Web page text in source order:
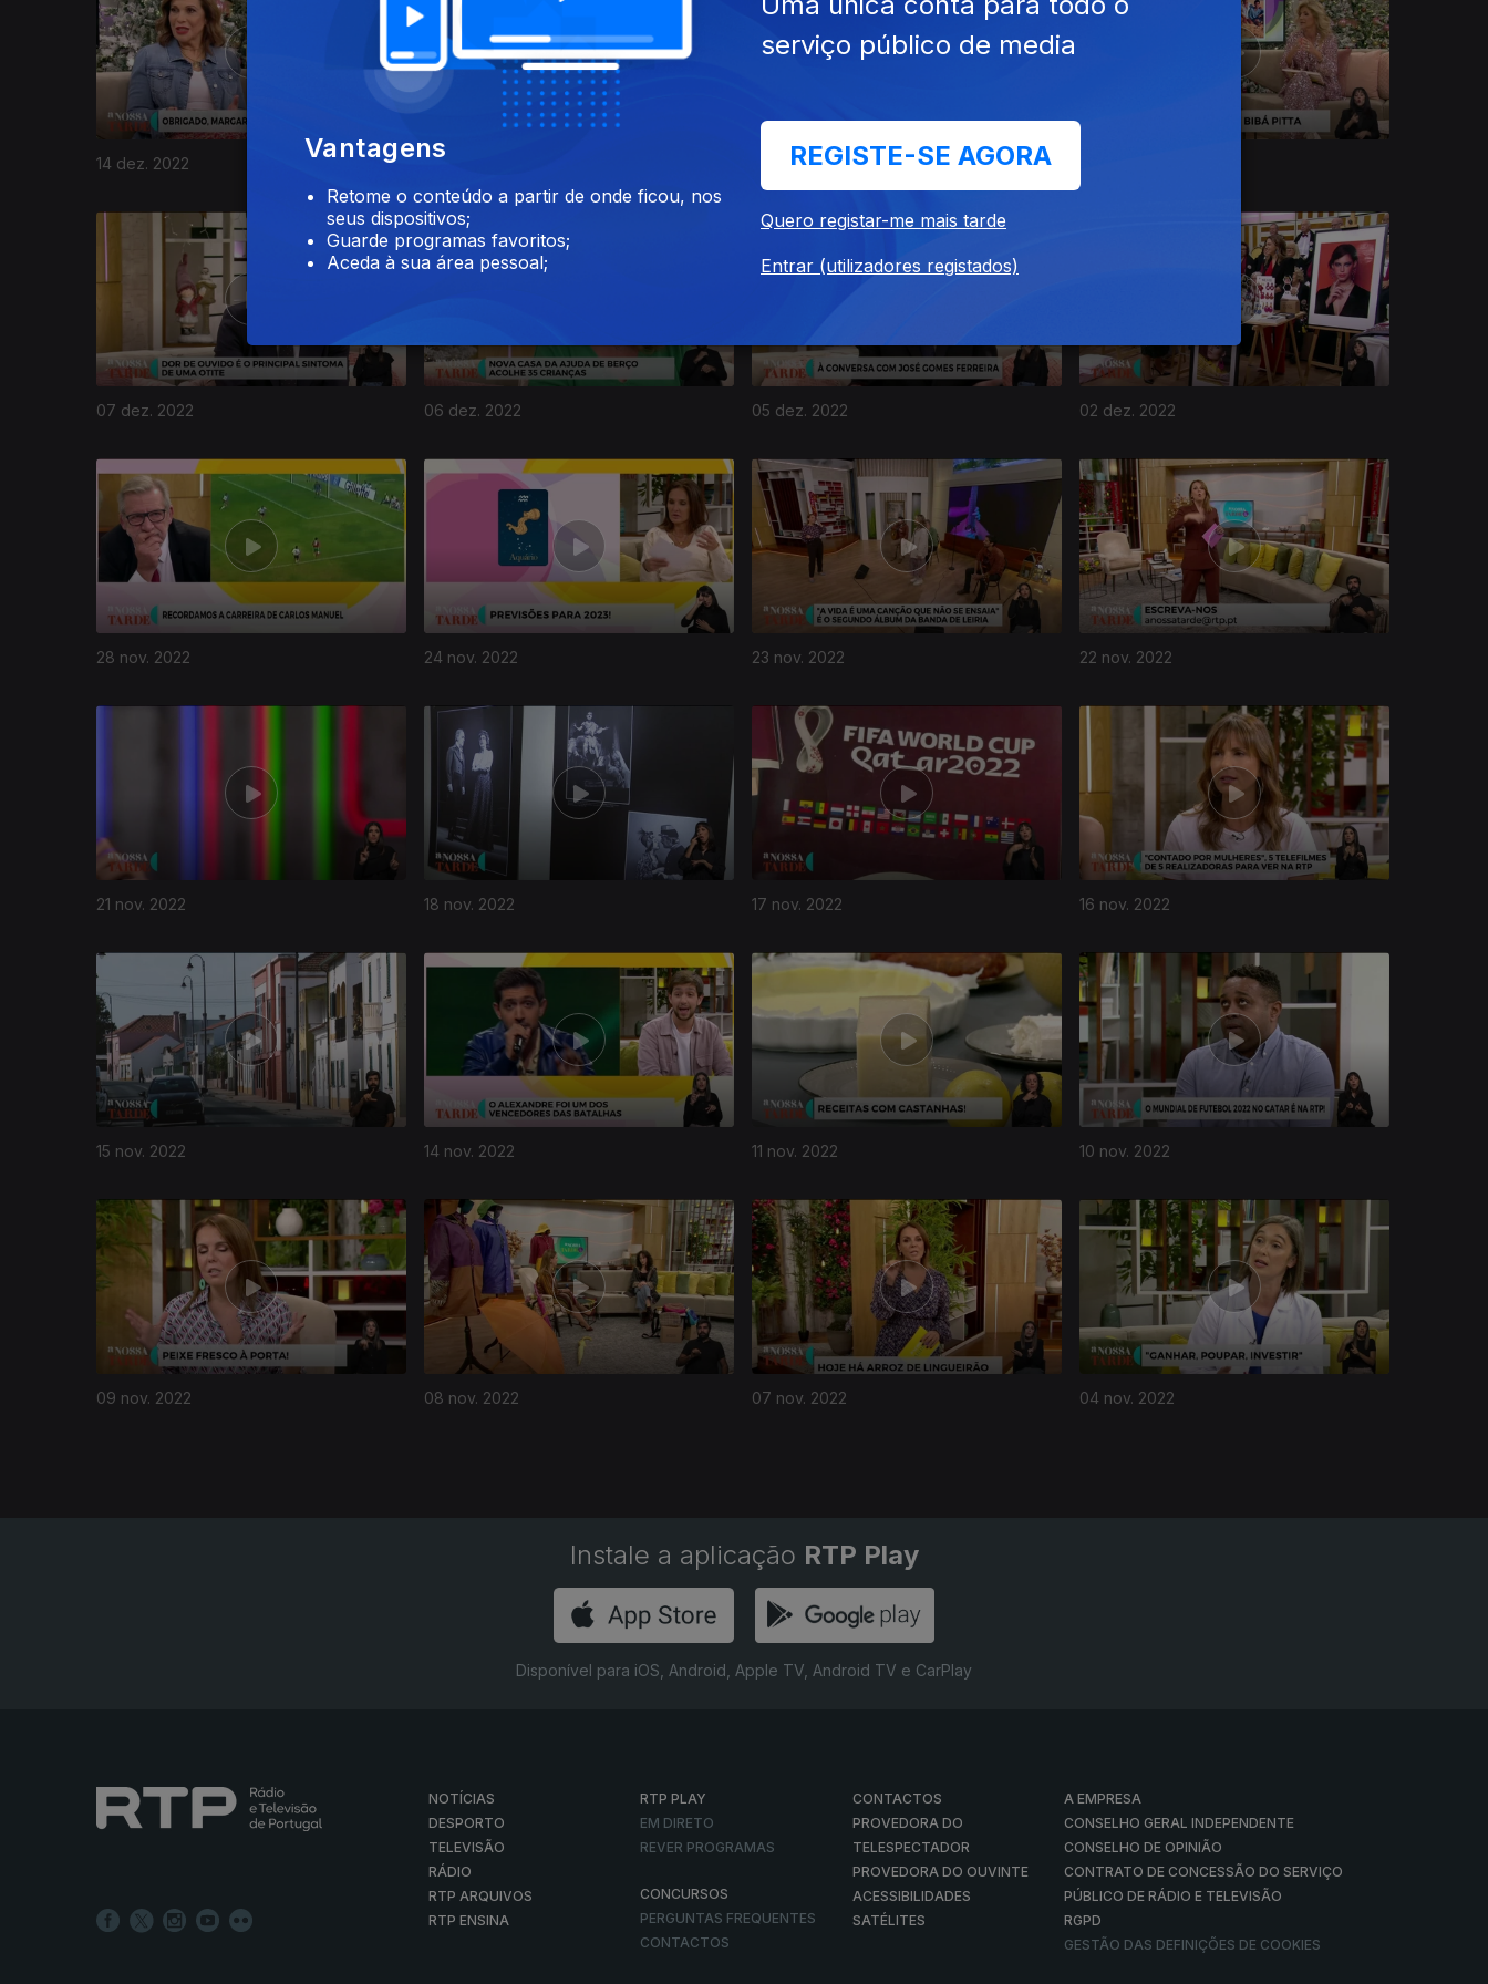
14 dez. 2022 13 dez. 2022 12 dez. 2022
07 dez. 2022 06 dez. 2022 05 dez. 2022 02 dez. 2022
28 nov. 2022 24 nov. 2022 23 nov. 2022 22 nov. 2022
654893
21 nov. 2022 18 nov. 2022 17 nov. 2022 16 nov. 2022
15 nov. 2022 14 nov. 2022 11 nov. 2022 10 nov. 2022
09 nov. 2022 08 nov. 2022 07 nov. 2022 04 nov. 2022
651295
Instale a aplicação RTP Play
Disponível para iOS, Android, Apple TV, Android TV e CarPlay
NOTÍCIAS
DESPORTO
TELEVISÃO
RÁDIO
RTP ARQUIVOS
RTP ENSINA
RTP PLAY
EM DIRETO
REVER PROGRAMAS
CONCURSOS
PERGUNTAS FREQUENTES
CONTACTOS
CONTACTOS
PROVEDORA DO
TELESPECTADOR
PROVEDORA DO OUVINTE
ACESSIBILIDADES
SATÉLITES
A EMPRESA
CONSELHO GERAL INDEPENDENTE
CONSELHO DE OPINIÃO
CONTRATO DE CONCESSÃO DO SERVIÇO
PÚBLICO DE RÁDIO E TELEVISÃO
RGPD
GESTÃO DAS DEFINIÇÕES DE COOKIES
Vantagens
Retome o conteúdo a partir de onde ficou, nos
seus dispositivos;
Guarde programas favoritos;
Aceda à sua área pessoal;
serviço público de media
REGISTE-SE AGORA
Quero registar-me mais tarde
Entrar (utilizadores registados)